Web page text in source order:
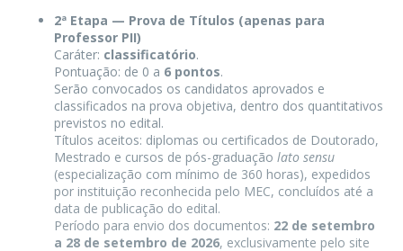
2ª Etapa — Prova de Títulos (apenas para
Professor PII)
Caráter: classificatório.
Pontuação: de 0 a 6 pontos.
Serão convocados os candidatos aprovados e
classificados na prova objetiva, dentro dos quantitativos
previstos no edital.
Títulos aceitos: diplomas ou certificados de Doutorado,
Mestrado e cursos de pós-graduação lato sensu
(especialização com mínimo de 360 horas), expedidos
por instituição reconhecida pelo MEC, concluídos até a
data de publicação do edital.
Período para envio dos documentos: 22 de setembro
a 28 de setembro de 2026, exclusivamente pelo site